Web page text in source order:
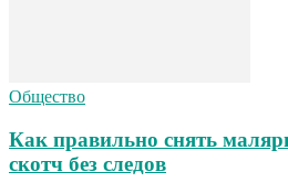
Общество
Как правильно снять
скотч без следов